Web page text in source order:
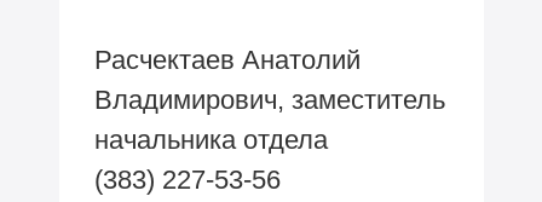
Расчектаев Анатолий
Владимирович, заместитель
начальника отдела
(383) 227-53-56